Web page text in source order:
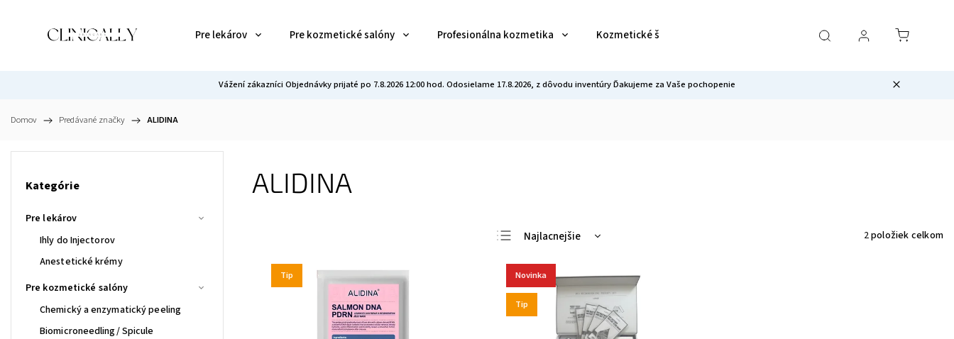
Pre lekárov Pre kozmetické salóny Profesionálna kozmetika Kozmetické školenia Revival - výživový doplnok Novinky 2026
Vážení zákazníci Objednávky prijaté po 7.8.2026 12:00 hod. Odosielame 17.8.2026, z dôvodu inventúry Ďakujeme za Vaše pochopenie
Domov / Predávané značky / ALIDINA
Kategórie
Pre lekárov
Ihly do Injectorov
Anestetické krémy
Pre kozmetické salóny
Chemický a enzymatický peeling
Biomicroneedling/ Spicule
ALIDINA
Najlacnejšie
Najpredávanejšie
Abecedne
2položiek celkom
Tip Novinka
Tip